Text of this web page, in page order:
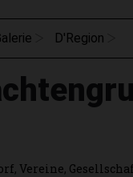
D'Region
, Vereine,